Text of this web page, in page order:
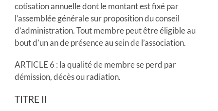
cotisation annuelle dont le montant est fixé par
l’assemblée générale sur proposition du conseil
d’administration. Tout membre peut être éligible au
bout d’un an de présence au sein de l’association.
ARTICLE 6 : la qualité de membre se perd par
démission, décès ou radiation.
TITRE II